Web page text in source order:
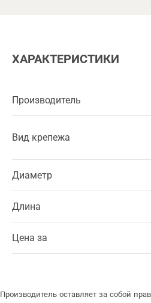
ХАРАКТЕРИСТИКИ
Производитель
Вид крепежа
Диаметр
Длина
Цена за
Производитель оставляет за собой